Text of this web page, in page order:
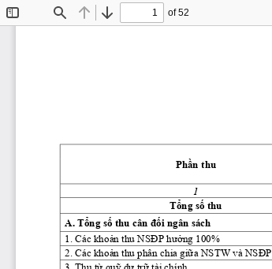
Find Previous
Next
of 52
Phần thu
1
Tổng số thu
A. Tổng số thu cân đối ngân sách
1. Các khoản thu NSĐP hưởng 100%
2. Các khoản thu phân chia giữa NSTW và NSĐP